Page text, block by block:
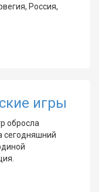
Россия,
игры
обросла
сегодняшний